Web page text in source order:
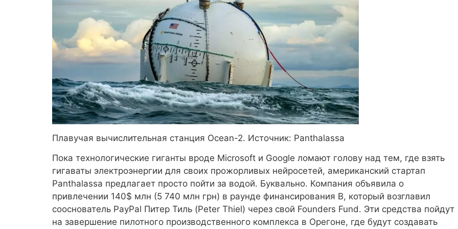
Плавучая вычислительная станция Ocean-2. Источник: Panthalassa
Пока технологические гиганты вроде Microsoft и Google ломают голову над тем, где взять
гигаваты электроэнергии для своих прожорливых нейросетей, американский стартап
Panthalassa предлагает просто пойти за водой. Буквально. Компания объявила о
привлечении 140$ млн (5 740 млн грн) в раунде финансирования B, который возглавил
сооснователь PayPal Питер Тиль (Peter Thiel) через свой Founders Fund. Эти средства пойдут
на завершение пилотного производственного комплекса в Орегоне, где будут создавать